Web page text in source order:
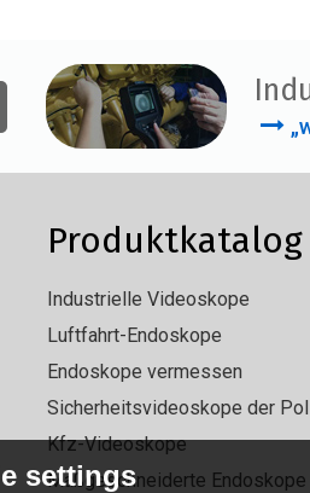
Produktkatalog
Industrielle Videoskope
Luftfahrt-Endoskope
Endoskope vermessen
Sicherheitsvideoskope der
Kfz-Videoskope
Maßgeschneiderte Endoskope
settings